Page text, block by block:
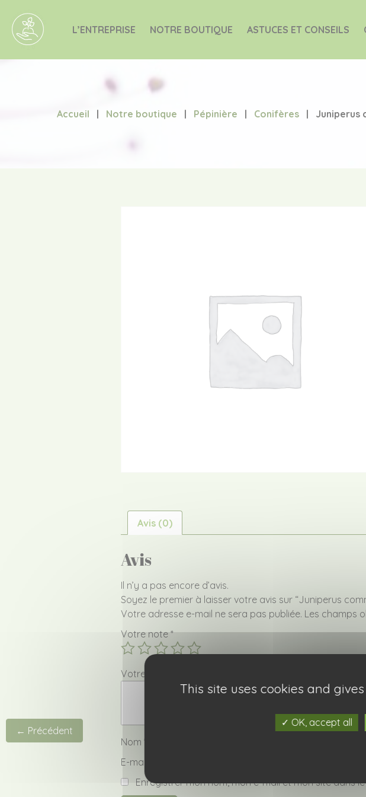
L’ENTREPRISE NOTRE BOUTIQUE ASTUCES ET CONSEILS
Accueil | Notre boutique | Pépinière | Conifères | Juniperus
← Précédent
Avis (0)
Avis
Il n’y a pas encore d’avis.
Soyez le premier à laisser votre avis sur “Juniperus
Votre adresse e-mail ne sera pas publiée. Les champs
Votre note*
Votre avis
Nom *
E-mail
Enregistrer mon nom, mon e-mail et mon site dans
This site uses cookies and
OK, accept all